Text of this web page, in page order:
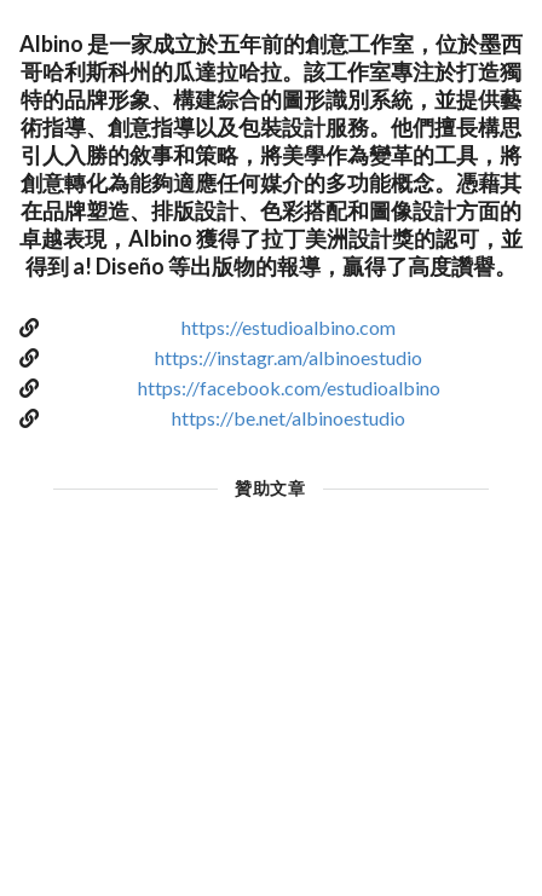
Albino 是一家成立於五年前的創意工作室，位於墨西
哥哈利斯科州的瓜達拉哈拉。該工作室專注於打造獨
特的品牌形象、構建綜合的圖形識別系統，並提供藝
術指導、創意指導以及包裝設計服務。他們擅長構思
引人入勝的敘事和策略，將美學作為變革的工具，將
創意轉化為能夠適應任何媒介的多功能概念。憑藉其
在品牌塑造、排版設計、色彩搭配和圖像設計方面的
卓越表現，Albino 獲得了拉丁美洲設計獎的認可，並
得到 a! Diseño 等出版物的報導，贏得了高度讚譽。
https://estudioalbino.com
https://instagr.am/albinoestudio
https://facebook.com/estudioalbino
https://be.net/albinoestudio
贊助文章